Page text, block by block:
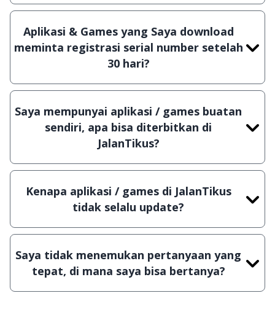
Ya, JalanTikus selalu melakukan scanning dengan
3 jenis Antivirus (Kaspersky, AVG & Avast) sebelum
menerbitkan suatu aplikasi atau games, sehingga
bisa dijamin 100% terbebas dari virus.
Aplikasi & Games yang Saya download
meminta registrasi serial number setelah
30 hari?
Meskipun dibagikan secara gratis, namun ada
beberapa aplikasi & games yang dibagikan secara
Shareware, dalam arti hanya bisa digunakan
dalam jangka waktu tertentu dan jika ingin lanjut
menggunakannya kamu harus membeli lisensi
aslinya.
Saya mempunyai aplikasi / games buatan
sendiri, apa bisa diterbitkan di
JalanTikus?
Tentu saja bisa. Silahkan kirim email ke
info@jalantikus.comdengan menyertakan Nama
Aplikasi/Games, Deskripsi serta Lampiran File
instalasi / (APK) jika Android
Kenapa aplikasi / games di JalanTikus
tidak selalu update?
Demi menjaga kualitas aplikasi dan games yang
ada di JalanTikus, hingga saat ini kita masih
melakukan upload-download secara manual,
sehingga kuota sebesar ribuan aplikasi & games
tidak dapat tercapai dalam waktu yang singkat.
Saya tidak menemukan pertanyaan yang
tepat, di mana saya bisa bertanya?
Kami dengan senang hati menjawab setiap